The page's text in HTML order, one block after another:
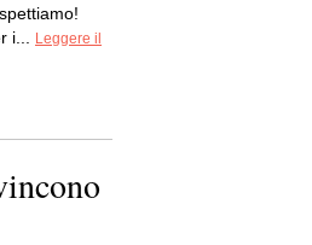
i...
Leggere il